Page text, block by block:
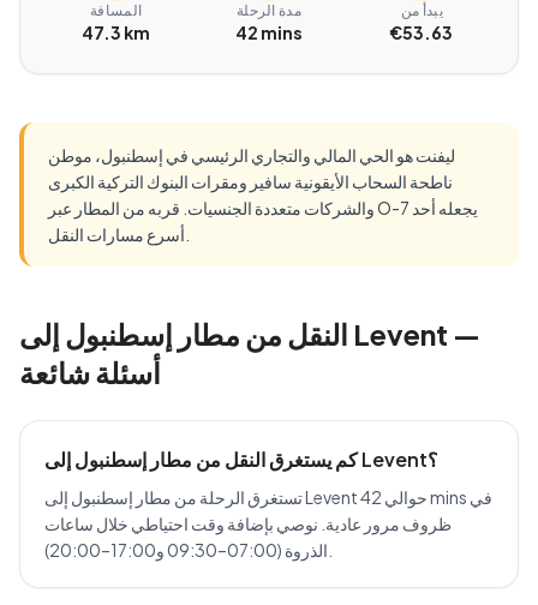
المسافة
47.3 km
مدة الرحلة
42 mins
يبدأ من
€53.63
ليفنت هو الحي المالي والتجاري الرئيسي في إسطنبول، موطن
ناطحة السحاب الأيقونية سافير ومقرات البنوك التركية الكبرى
والشركات متعددة الجنسيات. قربه من المطار عبر O-7 يجعله أحد
النقل من مطار إسطنبول إلى Levent —
أسئلة شائعة
كم يستغرق النقل من مطار إسطنبول إلى Levent؟
تستغرق الرحلة من مطار إسطنبول إلى Levent حوالي 42 mins في
ظروف مرور عادية. نوصي بإضافة وقت احتياطي خلال ساعات